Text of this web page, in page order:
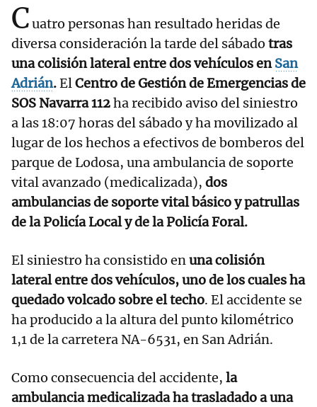
Cuatro personas han resultado heridas de
diversa consideración la tarde del sábado tras
una colisión lateral entre dos vehículos enSan
Adrián.ElCentro de Gestión de Emergencias de
SOS Navarra 112ha recibido aviso del siniestro
a las 18:07 horas del sábado y ha movilizado al
lugar de los hechos a efectivos de bomberos del
parque de Lodosa, una ambulancia de soporte
vital avanzado (medicalizada), dos
ambulancias de soporte vital básico y patrullas
de la Policía Local y de la Policía Foral.
El siniestro ha consistido enuna colisión
lateral entre dos vehículos, uno de los cuales ha
quedado volcado sobre el techo. El accidente se
ha producido a la altura del punto kilométrico
1,1 de la carretera NA-6531, en San Adrián.
Como consecuencia del accidente, la
ambulancia medicalizada ha trasladado a una